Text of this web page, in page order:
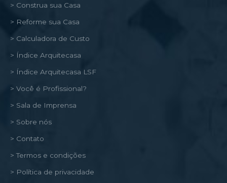
> Construa sua Casa
> Reforme sua Casa
> Calculadora de Custo
> Índice Arquitecasa
> Índice Arquitecasa LSF
> Você é Profissional?
> Sala de Imprensa
> Sobre nós
> Contato
> Termos e condições
> Política de privacidade